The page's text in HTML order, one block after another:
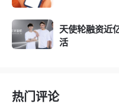
天使轮融资近
活
热门评论